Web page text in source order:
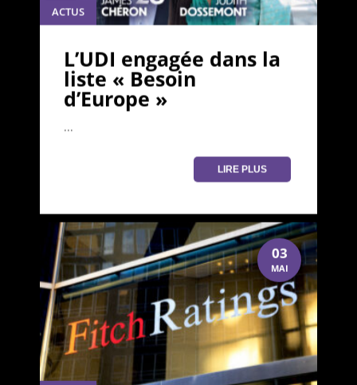
ACTUS
L’UDI engagée dans la
liste « Besoin
d’Europe »
...
LIRE PLUS
03
MAI